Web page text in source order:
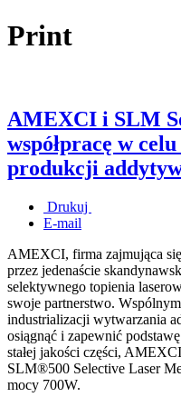
Print
AMEXCI i SLM
współpracę w
produkcji
Drukuj
E-mail
AMEXCI, firma zajmująca
przez jedenaście
selektywnego topienia
swoje partnerstwo.
industrializacji wytwarzania
osiągnąć i zapewnić
stałej jakości części,
SLM®500 Selective Laser
mocy 700W.